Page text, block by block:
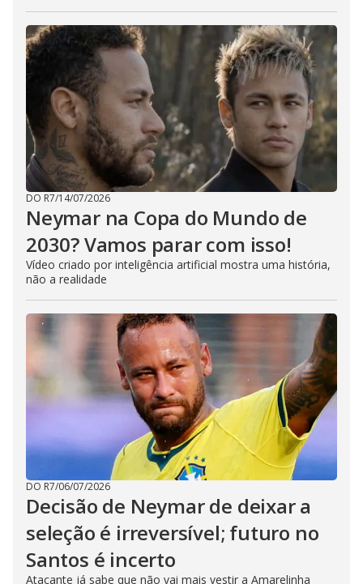
DO R7/14/07/2026
Neymar na Copa do Mundo de
2030? Vamos parar com isso!
Vídeo criado por inteligência artificial mostra uma história,
não a realidade
DO R7/06/07/2026
Decisão de Neymar de deixar a
seleção é irreversível; futuro no
Santos é incerto
Atacante já sabe que não vai mais vestir a Amarelinha